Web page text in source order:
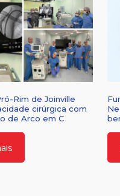
Rim de Joinville
cirúrgica com
de Arco em C